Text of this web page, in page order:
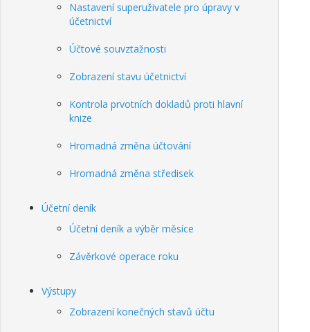
Nastavení superuživatele pro úpravy v
účetnictví
Účtové souvztažnosti
Zobrazení stavu účetnictví
Kontrola prvotních dokladů proti hlavní
knize
Hromadná změna účtování
Hromadná změna středisek
Účetní deník
Účetní deník a výběr měsíce
Závěrkové operace roku
Výstupy
Zobrazení konečných stavů účtu